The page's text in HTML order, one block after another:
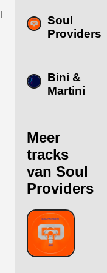
Soul
Providers
Bini &
Martini
Meer
tracks
van Soul
Providers